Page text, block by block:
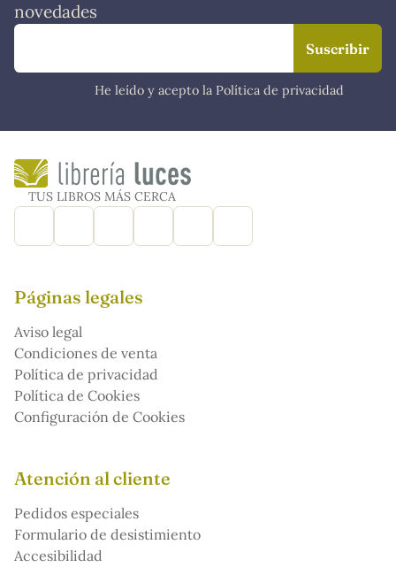
novedades
He leído y acepto la Política de privacidad
TUS LIBROS MÁS CERCA
Páginas legales
Aviso legal
Condiciones de venta
Política de privacidad
Política de Cookies
Configuración de Cookies
Atención al cliente
Pedidos especiales
Formulario de desistimiento
Accesibilidad